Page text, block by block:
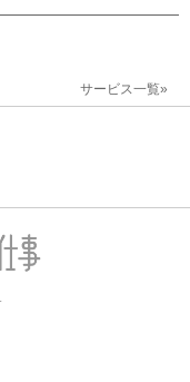
サービス一覧»